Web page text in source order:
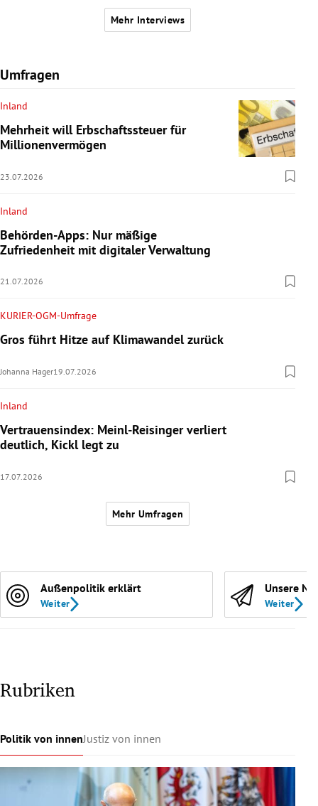
Mehr Interviews
Umfragen
Inland
Mehrheit will Erbschaftssteuer für
Millionenvermögen
23.07.2026
Inland
Behörden-Apps: Nur mäßige
Zufriedenheit mit digitaler Verwaltung
21.07.2026
KURIER-OGM-Umfrage
Gros führt Hitze auf Klimawandel zurück
Johanna Hager19.07.2026
Inland
Vertrauensindex: Meinl-Reisinger verliert
deutlich, Kickl legt zu
17.07.2026
Mehr Umfragen
Außenpolitik erklärt
Weiter
Unsere
Weiter
Rubriken
Politik von innenJustiz von innen